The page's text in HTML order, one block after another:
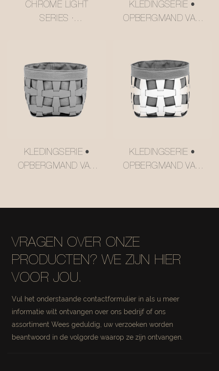
CHROME LIGHT
SERIES ·
BOTERGELE USM-
STIJL #MSR2408016
KLEDINGSERIE •
OPBERGMAND VAN
KLEDINGSERIE •
OPBERGMAND VAN
KLEDINGSERIE •
OPBERGMAND VAN
VRAGEN OVER ONZE
PRODUCTEN? WE ZIJN HIER
VOOR JOU.
Vul het onderstaande contactformulier in als u meer
informatie wilt ontvangen over ons bedrijf of ons
assortiment Wees geduldig, uw verzoeken worden
beantwoord in de volgorde waarop ze zijn ontvangen.